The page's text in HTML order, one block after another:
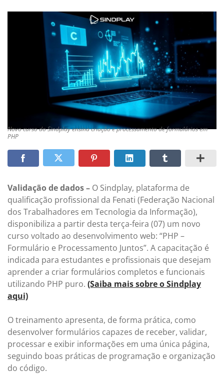
Novo curso do Sindplay ensina criação e processamento de formulários em
PHP
Validação de dados – O Sindplay, plataforma de
qualificação profissional da Fenati (Federação Nacional
dos Trabalhadores em Tecnologia da Informação),
disponibiliza a partir desta terça-feira (07) um novo
curso voltado ao desenvolvimento web: “PHP –
Formulário e Processamento Juntos”. A capacitação é
indicada para estudantes e profissionais que desejam
aprender a criar formulários completos e funcionais
utilizando PHP puro. (Saiba mais sobre o Sindplay
aqui)
O treinamento apresenta, de forma prática, como
desenvolver formulários capazes de receber, validar,
processar e exibir informações em uma única página,
seguindo boas práticas de programação e organização
do código.